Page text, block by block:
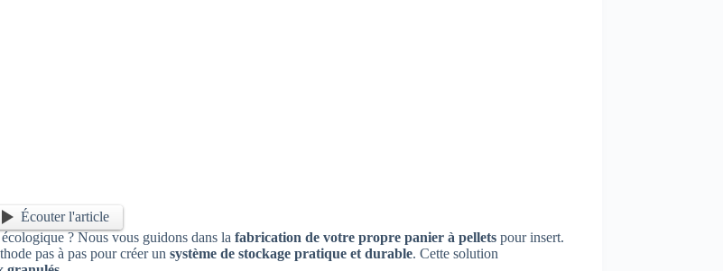
Écouter l'article
? Nous vous guidons dans la fabrication de votre propre panier à pellets pour insert.
pas à pas pour créer un système de stockage pratique et durable. Cette solution